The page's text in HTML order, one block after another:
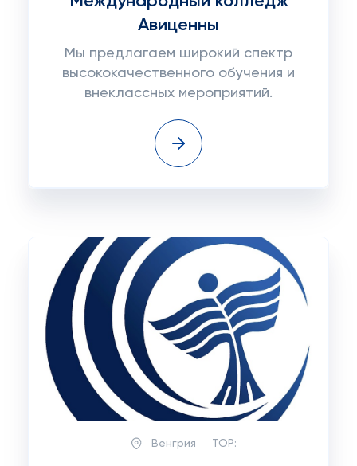
Авиценны
Мы предлагаем широкий спектр
высококачественного обучения и
внеклассных мероприятий.
Венгрия TOP: